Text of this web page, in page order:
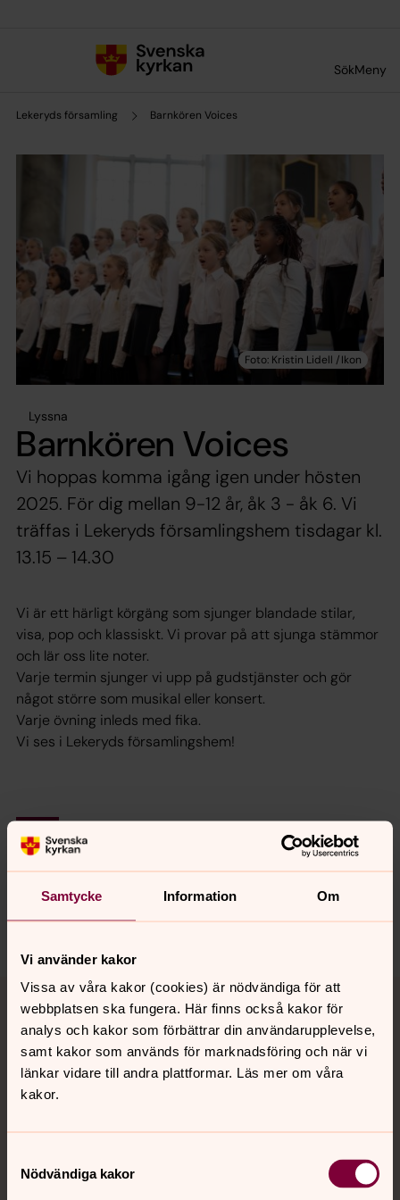
Samtycke Information Om
Vi använder kakor
Vissa av våra kakor (cookies) är nödvändiga för att
webbplatsen ska fungera. Här finns också kakor för
analys och kakor som förbättrar din användarupplevelse,
samt kakor som används för marknadsföring och när vi
länkar vidare till andra plattformar. Läs mer om våra
kakor.
Nödvändiga kakor
SökMeny
Lekeryds församling Barnkören Voices
Lyssna
Barnkören Voices
Vi hoppas komma igång igen under hösten
2025. För dig mellan 9-12 år, åk 3 - åk 6. Vi
träffas i Lekeryds församlingshem tisdagar kl.
13.15 – 14.30
Vi är ett härligt körgäng som sjunger blandade stilar,
visa, pop och klassiskt. Vi provar på att sjunga stämmor
och lär oss lite noter.
Varje termin sjunger vi upp på gudstjänster och gör
något större som musikal eller konsert.
Varje övning inleds med fika.
Vi ses i Lekeryds församlingshem!
Synpunkter eller frågor på sidans
innehåll?
lekeryds.forsamling@svenskakyrkan.se
Dela
Tillbaka till toppen
Tillbaka till innehållet
Kontakt